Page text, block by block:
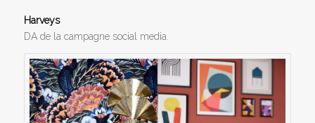
Harveys
DA de la campagne social media.